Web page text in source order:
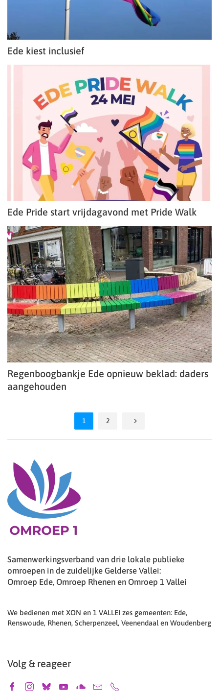
Ede kiest inclusief
Ede Pride start vrijdagavond met Pride Walk
Regenboogbankje Ede opnieuw beklad: daders
aangehouden
1 2
Samenwerkingsverband van drie lokale publieke
omroepen in de zuidelijke Gelderse Vallei:
Omroep Ede, Omroep Rhenen en Omroep 1 Vallei
We bedienen met XON en 1 VALLEI zes gemeenten: Ede,
Renswoude, Rhenen, Scherpenzeel, Veenendaal en Woudenberg
Volg & reageer